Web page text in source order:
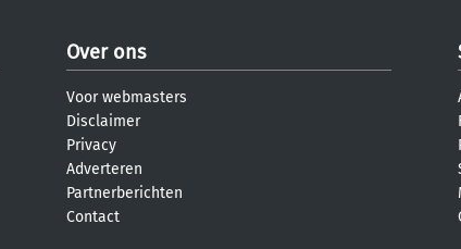
Over ons
Voor webmasters
Disclaimer
Privacy
Adverteren
Partnerberichten
Contact